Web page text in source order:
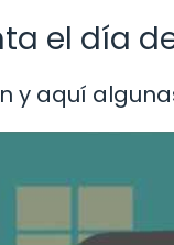
el día
y aquí